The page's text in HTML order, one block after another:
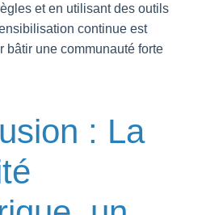
et en utilisant des outils
continue est
bâtir une communauté forte
: La